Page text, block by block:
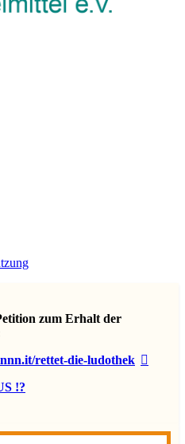
zum Erhalt der
rettet-die-ludothek
!?